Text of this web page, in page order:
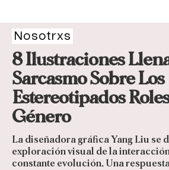
Nosotrxs
8 Ilustraciones
Sarcasmo Sobre Los
Estereotipados
Género
La diseñadora gráfica Yang Liu se
exploración visual de la
constante evolución. Una